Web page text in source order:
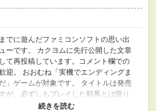
でに遊んだファミコンソフトの思い出
ーです。 カクヨムに先行公開した文章
て再投稿しています。コメント欄での
迎。 おおむね「実機でエンディングま
」ゲームが対象です。 タイトルは発売
が、必ずしもプレイした順番とは限り
。 なお、レビューとは別に「ファミコン